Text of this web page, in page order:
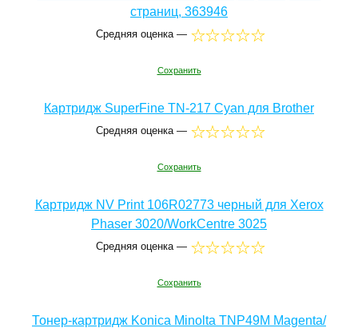
страниц, 363946
Средняя оценка —
Сохранить
Картридж SuperFine TN-217 Cyan для Brother
Средняя оценка —
Сохранить
Картридж NV Print 106R02773 черный для Xerox
Phaser 3020/WorkCentre 3025
Средняя оценка —
Сохранить
Тонер-картридж Konica Minolta TNP49M Magenta/